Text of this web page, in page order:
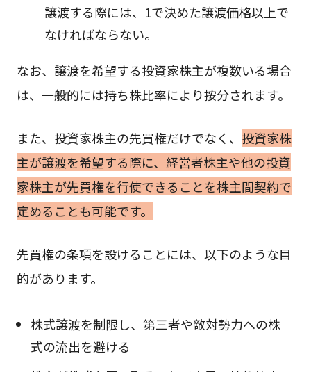
譲渡する際には、1で決めた譲渡価格以上で
なければならない。
なお、譲渡を希望する投資家株主が複数いる場合
は、一般的には持ち株比率により按分されます。
また、投資家株主の先買権だけでなく、 投資家株
主が譲渡を希望する際に、経営者株主や他の投資
家株主が先買権を行使できることを株主間契約で
定めることも可能です。
先買権の条項を設けることには、以下のような目
的があります。
株式譲渡を制限し、第三者や敵対勢力への株
式の流出を避ける